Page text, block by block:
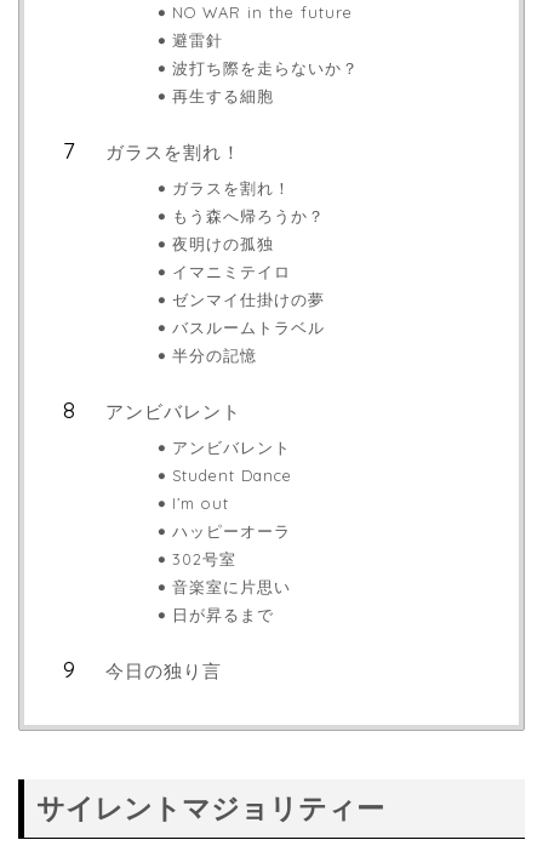
NO WAR in the future
避雷針
波打ち際を走らないか？
再生する細胞
ガラスを割れ！
ガラスを割れ！
もう森へ帰ろうか？
夜明けの孤独
イマニミテイロ
ゼンマイ仕掛けの夢
バスルームトラベル
半分の記憶
アンビバレント
アンビバレント
Student Dance
I’m out
ハッピーオーラ
302号室
音楽室に片思い
日が昇るまで
今日の独り言
サイレントマジョリティー